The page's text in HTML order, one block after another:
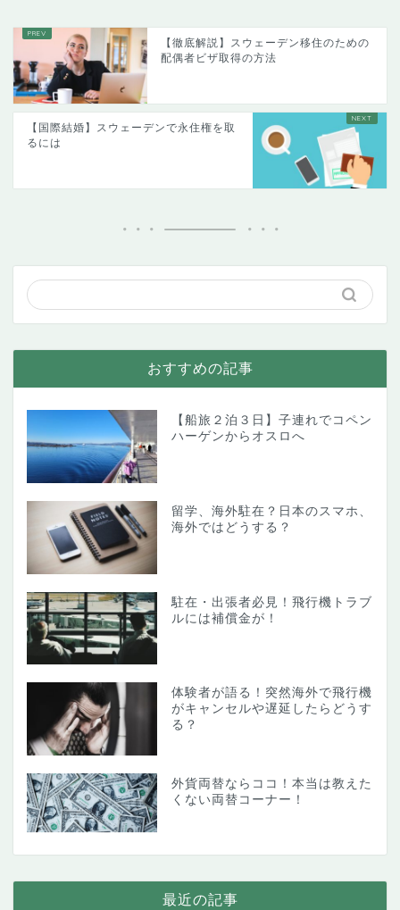
【徹底解説】スウェーデン移住のための
配偶者ビザ取得の方法
【国際結婚】スウェーデンで永住権を取
るには
おすすめの記事
【船旅２泊３日】子連れでコペン
ハーゲンからオスロへ
留学、海外駐在？日本のスマホ、
海外ではどうする？
駐在・出張者必見！飛行機トラブ
ルには補償金が！
体験者が語る！突然海外で飛行機
がキャンセルや遅延したらどうす
る？
外貨両替ならココ！本当は教えた
くない両替コーナー！
最近の記事